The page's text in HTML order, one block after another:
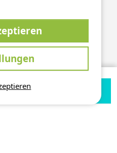
IMPRESSUM
Zahlungsabwicklung